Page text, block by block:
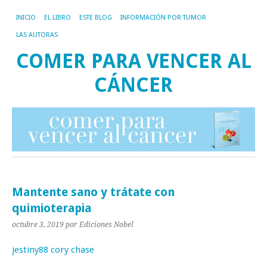
INICIO EL LIBRO ESTE BLOG INFORMACIÓN POR TUMOR
LAS AUTORAS
COMER PARA VENCER AL
CÁNCER
Mantente sano y trátate con
quimioterapia
octubre 3, 2019 por Ediciones Nobel
jestiny88 cory chase